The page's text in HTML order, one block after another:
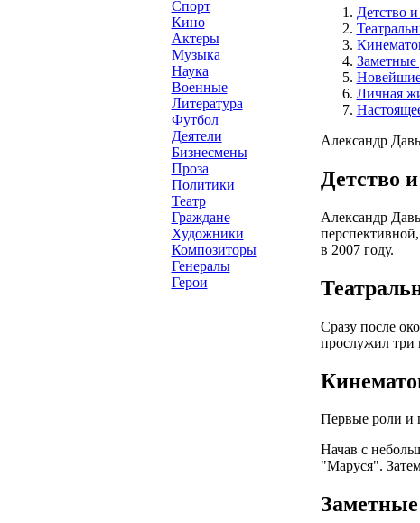
Спорт
Кино
Актеры
Музыка
Наука
Военные
Литература
Футбол
Деятели
Бизнесмены
Проза
Политики
Театр
Граждане
Художники
Композиторы
Генералы
Герои
Детство
Заметные
Личная
Александр
Детство
Александр
в 2007 году.
Сразу после
прослужил три
Первые роли и
Начав с
"Маруся".